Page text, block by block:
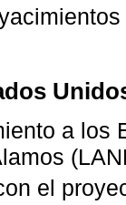
a los
el